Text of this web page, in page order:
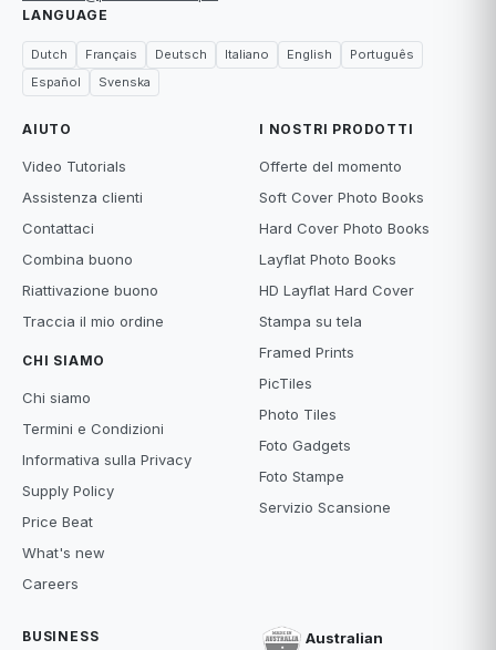
LANGUAGE
Dutch Français Deutsch Italiano English
Português
Español
Svenska
AIUTO
Video Tutorials
Assistenza clienti
Contattaci
Combina buono
Riattivazione buono
Traccia il mio ordine
CHI SIAMO
Chi siamo
Termini e Condizioni
Informativa sulla Privacy
Supply Policy
Price Beat
What's new
Careers
I NOSTRI PRODOTTI
Offerte del momento
Soft Cover Photo Books
Hard Cover Photo Books
Layflat Photo Books
HD Layflat Hard Cover
Stampa su tela
Framed Prints
PicTiles
Photo Tiles
Foto Gadgets
Foto Stampe
Servizio Scansione
BUSINESS Australian